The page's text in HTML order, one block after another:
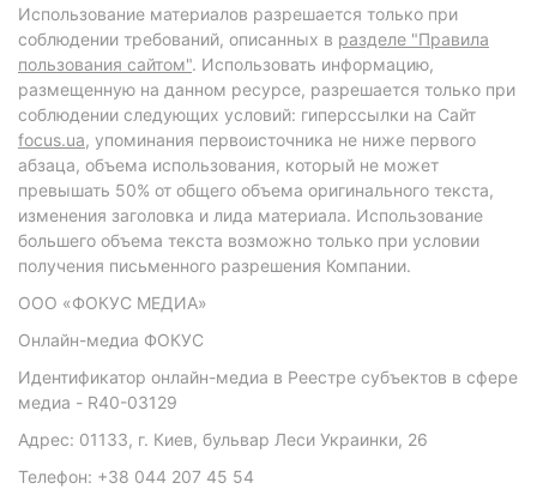
Использование материалов разрешается только при
соблюдении требований, описанных в разделе "Правила
пользования сайтом". Использовать информацию,
размещенную на данном ресурсе, разрешается только при
соблюдении следующих условий: гиперссылки на Сайт
focus.ua, упоминания первоисточника не ниже первого
абзаца, объема использования, который не может
превышать 50% от общего объема оригинального текста,
изменения заголовка и лида материала. Использование
большего объема текста возможно только при условии
получения письменного разрешения Компании.
ООО «ФОКУС МЕДИА»
Онлайн-медиа ФОКУС
Идентификатор онлайн-медиа в Реестре субъектов в сфере
медиа - R40-03129
Адрес: 01133, г. Киев, бульвар Леси Украинки, 26
Телефон: +38 044 207 45 54